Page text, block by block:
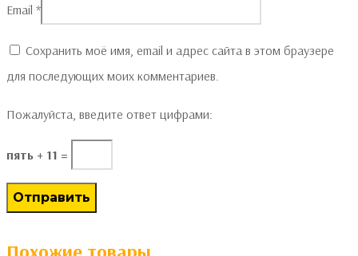
Email *
Сохранить моё имя, email и адрес сайта в этом браузере
для последующих моих комментариев.
Пожалуйста, введите ответ цифрами:
пять + 11 =
Похожие товары